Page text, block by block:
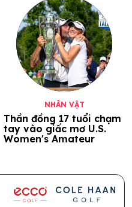
NHÂN VẬT
Thần đồng 17 tuổi chạm
tay vào giấc mơ U.S.
Women's Amateur